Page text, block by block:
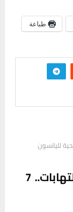
طباعة
منها تخفيف الاكتئاب والالتهابات.. 7